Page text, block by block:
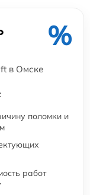
%
в Омске
поломки и
работ